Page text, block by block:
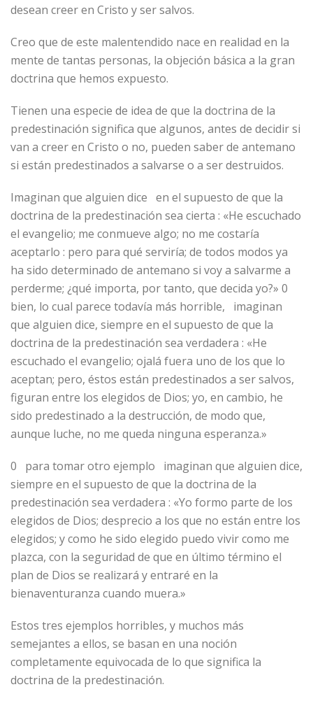
desean creer en Cristo y ser salvos.
Creo que de este malentendido nace en realidad en la
mente de tantas personas, la objeción básica a la gran
doctrina que hemos expuesto.
Tienen una especie de idea de que la doctrina de la
predestinación significa que algunos, antes de decidir si
van a creer en Cristo o no, pueden saber de antemano
si están predestinados a salvarse o a ser destruidos.
Imaginan que alguien dice en el supuesto de que la
doctrina de la predestinación sea cierta : «He escuchado
el evangelio; me conmueve algo; no me costaría
aceptarlo : pero para qué serviría; de todos modos ya
ha sido determinado de antemano si voy a salvarme a
perderme; ¿qué importa, por tanto, que decida yo?» 0
bien, lo cual parece todavía más horrible, imaginan
que alguien dice, siempre en el supuesto de que la
doctrina de la predestinación sea verdadera : «He
escuchado el evangelio; ojalá fuera uno de los que lo
aceptan; pero, éstos están predestinados a ser salvos,
figuran entre los elegidos de Dios; yo, en cambio, he
sido predestinado a la destrucción, de modo que,
aunque luche, no me queda ninguna esperanza.»
0 para tomar otro ejemplo imaginan que alguien dice,
siempre en el supuesto de que la doctrina de la
predestinación sea verdadera : «Yo formo parte de los
elegidos de Dios; desprecio a los que no están entre los
elegidos; y como he sido elegido puedo vivir como me
plazca, con la seguridad de que en último término el
plan de Dios se realizará y entraré en la
bienaventuranza cuando muera.»
Estos tres ejemplos horribles, y muchos más
semejantes a ellos, se basan en una noción
completamente equivocada de lo que significa la
doctrina de la predestinación.